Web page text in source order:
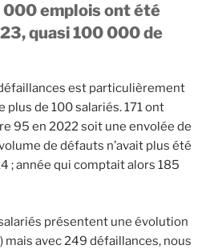
000 emplois ont été
quasi 100 000 de
est particulièrement
plus de 100 salariés. 171 ont
95 en 2022 soit une envolée de
de défauts n’avait plus été
; année qui comptait alors 185
présentent une évolution
mais avec 249 défaillances, nous